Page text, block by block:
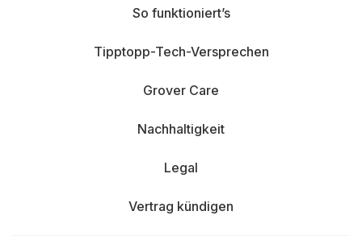
So funktioniert’s
Tipptopp-Tech-Versprechen
Grover Care
Nachhaltigkeit
Legal
Vertrag kündigen